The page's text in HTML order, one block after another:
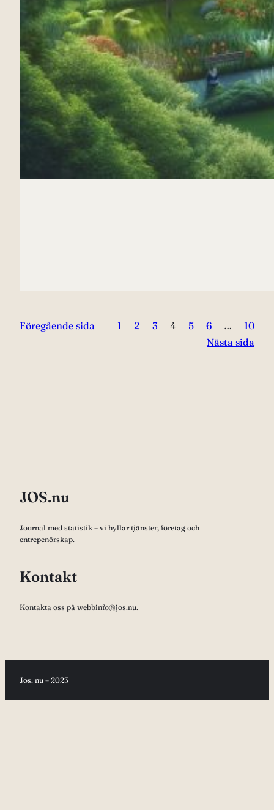
Föregående sida 1 2 3 4 5 6 …
10
Nästa sida
JOS.nu
Journal med statistik – vi hyllar tjänster, företag och
entrepenörskap.
Kontakt
Kontakta oss på webbinfo@jos.nu.
Jos. nu – 2023